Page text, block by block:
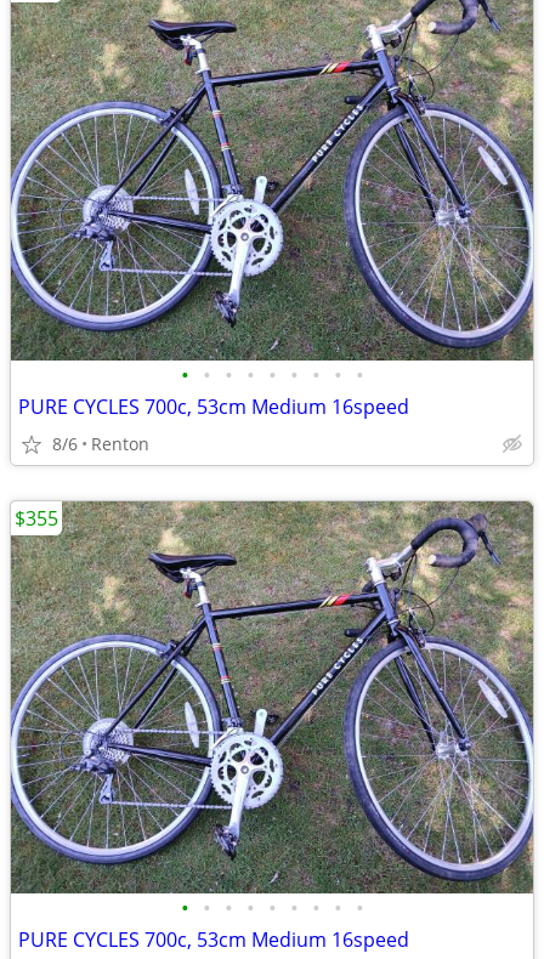
• • • • • • • • •
PURE CYCLES 700c, 53cm Medium 16speed
8/6 Renton
• • • • • • • • •
PURE CYCLES 700c, 53cm Medium 16speed
$355